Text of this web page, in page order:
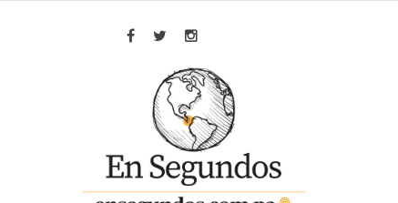
Facebook
TwitterInstagram